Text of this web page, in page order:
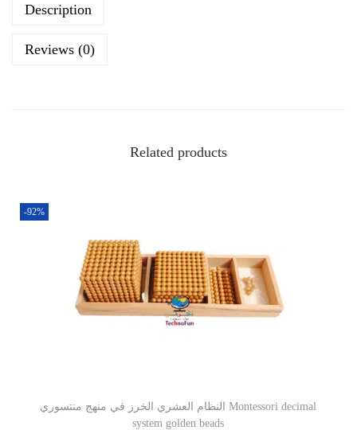
Description
Reviews (0)
Related products
-92%
النظام العشري الخرز في منهج منتسوري Montessori decimal
system golden beads